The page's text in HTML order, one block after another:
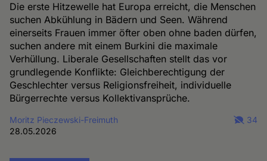
Die erste Hitzewelle hat Europa erreicht, die Menschen
suchen Abkühlung in Bädern und Seen. Während
einerseits Frauen immer öfter oben ohne baden dürfen,
suchen andere mit einem Burkini die maximale
Verhüllung. Liberale Gesellschaften stellt das vor
grundlegende Konflikte: Gleichberechtigung der
Geschlechter versus Religionsfreiheit, individuelle
Bürgerrechte versus Kollektivansprüche.
Moritz Pieczewski-Freimuth
28.05.2026
34